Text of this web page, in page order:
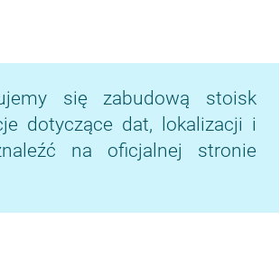
się zabudową stoisk
dotyczące dat, lokalizacji i
na oficjalnej stronie